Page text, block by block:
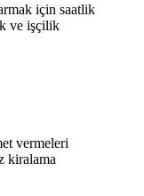
için saatlik
ve işçilik
vermeleri
kiralama